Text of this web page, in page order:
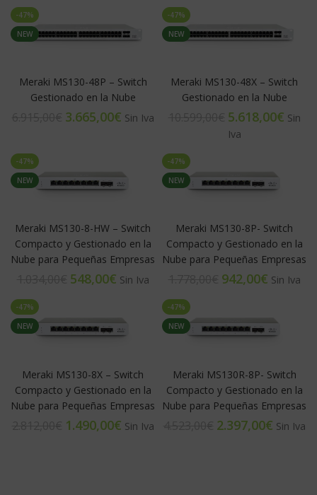
-47%
NEW
Meraki MS130-48P – Switch
Gestionado en la Nube
3.665,00€
-47%
NEW
Meraki MS130-48X – Switch
Gestionado en la Nube
5.618,00€
-47%
NEW
Meraki MS130-8-HW – Switch
Compacto y Gestionado en la
Nube para Pequeñas Empresas
548,00€
-47%
NEW
Meraki MS130-8P- Switch
Compacto y Gestionado en la
Nube para Pequeñas Empresas
942,00€
-47%
NEW
Meraki MS130-8X – Switch
Compacto y Gestionado en la
Nube para Pequeñas Empresas
1.490,00€
-47%
NEW
Meraki MS130R-8P- Switch
Compacto y Gestionado en la
Nube para Pequeñas Empresas
2.397,00€